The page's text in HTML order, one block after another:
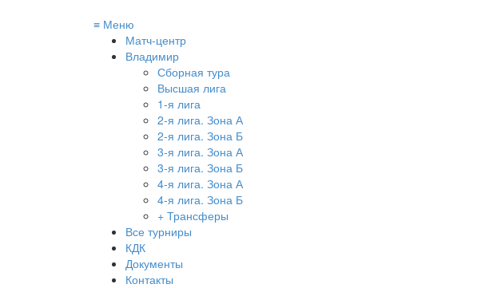
≡ Меню
Матч-центр
Владимир
Сборная тура
Высшая лига
1-я лига
2-я лига. Зона А
2-я лига. Зона Б
3-я лига. Зона А
3-я лига. Зона Б
4-я лига. Зона А
4-я лига. Зона Б
+ Трансферы
Все турниры
КДК
Документы
Контакты